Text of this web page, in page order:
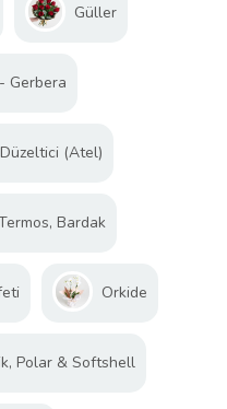
Güller
Gerbera
(Atel)
Bardak
Orkide
Polar & Softshell